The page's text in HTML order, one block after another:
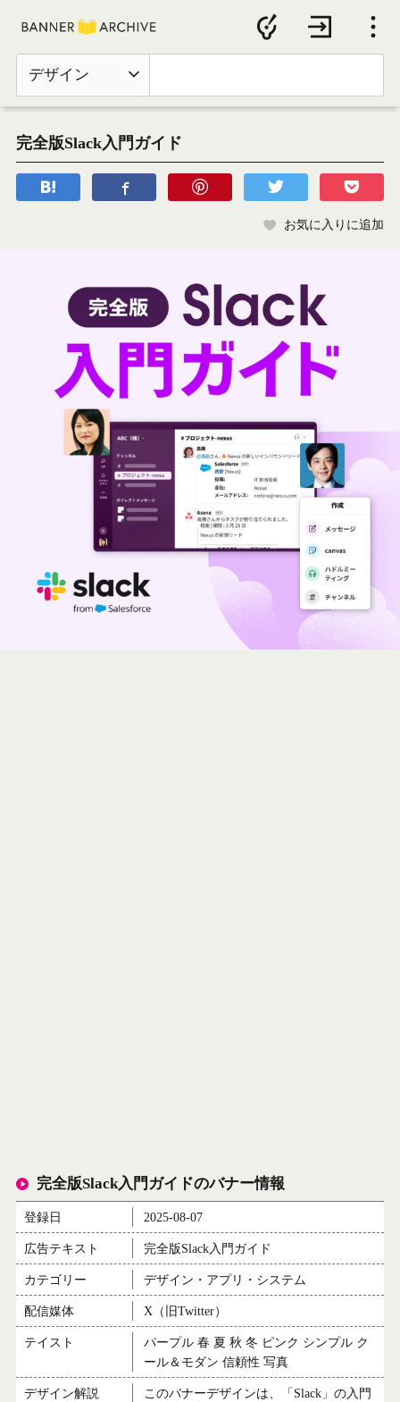
デザイン
完全版Slack入門ガイド
お気に入りに追加
完全版Slack入門ガイドのバナー情報
登録日 2025-08-07
広告テキスト 完全版Slack入門ガイド
カテゴリー デザイン・アプリ・システム
配信媒体 X（旧Twitter）
テイスト
パープル 春 夏 秋 冬 ピンク シンプル ク
ール＆モダン 信頼性 写真
デザイン解説
このバナーデザインは、「Slack」の入門